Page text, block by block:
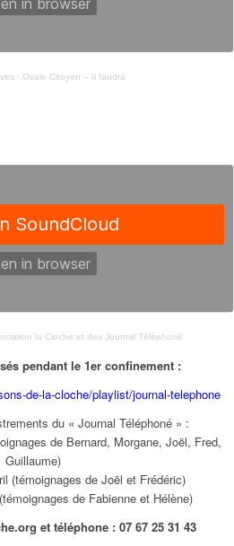
· Ovale Citoyen – Il faudra
la Cloche et des Journal Téléphoné
pendant le 1er confinement :
de-la-cloche/playlist/journal-telephone
du « Journal Téléphoné » :
de Bernard, Morgane, Joël, Fred,
Guillaume)
(témoignages de Joël et Frédéric)
de Fabienne et Hélène)
et téléphone : 07 67 25 31 43